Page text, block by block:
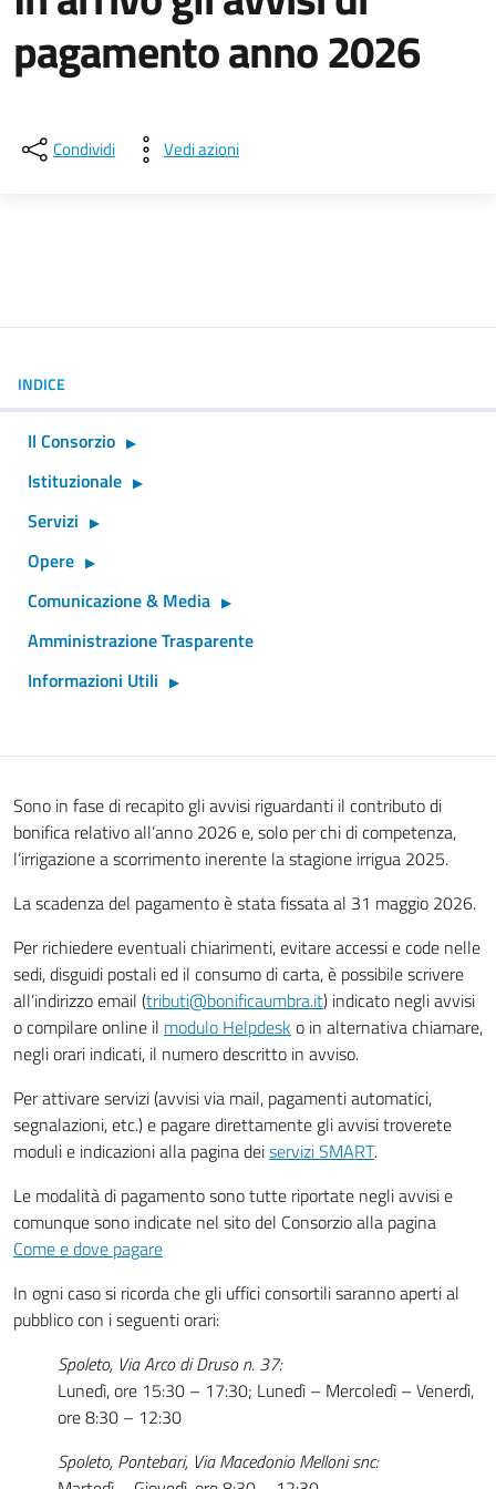
pagamento anno 2026
Condividi Vedi azioni
INDICE
Il Consorzio
Istituzionale
Servizi
Opere
Comunicazione & Media
Amministrazione Trasparente
Informazioni Utili
Sono in fase di recapito gli avvisi riguardanti il contributo di
bonifica relativo all’anno 2026 e, solo per chi di competenza,
l’irrigazione a scorrimento inerente la stagione irrigua 2025.
La scadenza del pagamento è stata fissata al 31 maggio 2026.
Per richiedere eventuali chiarimenti, evitare accessi e code nelle
sedi, disguidi postali ed il consumo di carta, è possibile scrivere
all’indirizzo email (tributi@bonificaumbra.it) indicato negli avvisi
o compilare online il modulo Helpdesk o in alternativa chiamare,
negli orari indicati, il numero descritto in avviso.
Per attivare servizi (avvisi via mail, pagamenti automatici,
segnalazioni, etc.) e pagare direttamente gli avvisi troverete
moduli e indicazioni alla pagina deiservizi SMART.
Le modalità di pagamento sono tutte riportate negli avvisi e
comunque sono indicate nel sito del Consorzio alla pagina
Come e dove pagare
In ogni caso si ricorda che gli uffici consortili saranno aperti al
pubblico con i seguenti orari:
Spoleto, Via Arco di Druso n. 37:
Lunedì, ore 15:30 – 17:30; Lunedì – Mercoledì – Venerdì,
ore 8:30 – 12:30
Spoleto, Pontebari, Via Macedonio Melloni snc: